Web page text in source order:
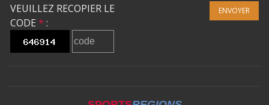
VEUILLEZ RECOPIER LE
CODE * :
ENVOYER